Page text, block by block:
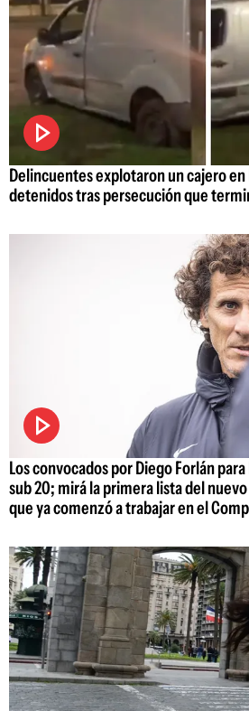
Delincuentes explotaron un cajero
detenidos tras persecución que
Los convocados por Diego Forlán
sub 20; mirá la primera lista del
que ya comenzó a trabajar en el